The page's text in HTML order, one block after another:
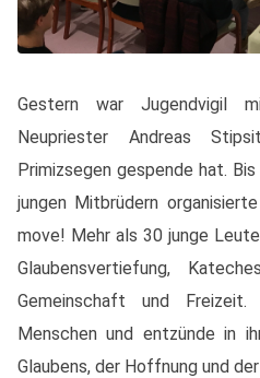
Gestern war Jugendvigil
Neupriester Andreas
Primizsegen gespende hat.
jungen Mitbrüdern
move! Mehr als 30 junge
Glaubensvertiefung,
Gemeinschaft und
Menschen und entzünde in
Glaubens, der Hoffnung und